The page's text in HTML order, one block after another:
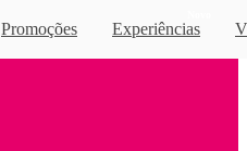
Promoções Experiências